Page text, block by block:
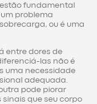
fundamental
problema
ou é uma
entre dores de
las não é
uma necessidade
adequada.
pode piorar
que seu corpo